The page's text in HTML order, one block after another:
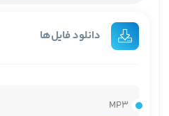
دانلود فایل‌ها
MP3